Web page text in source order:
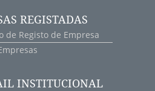
REGISTADAS
de Registo de Empresa
INSTITUCIONAL